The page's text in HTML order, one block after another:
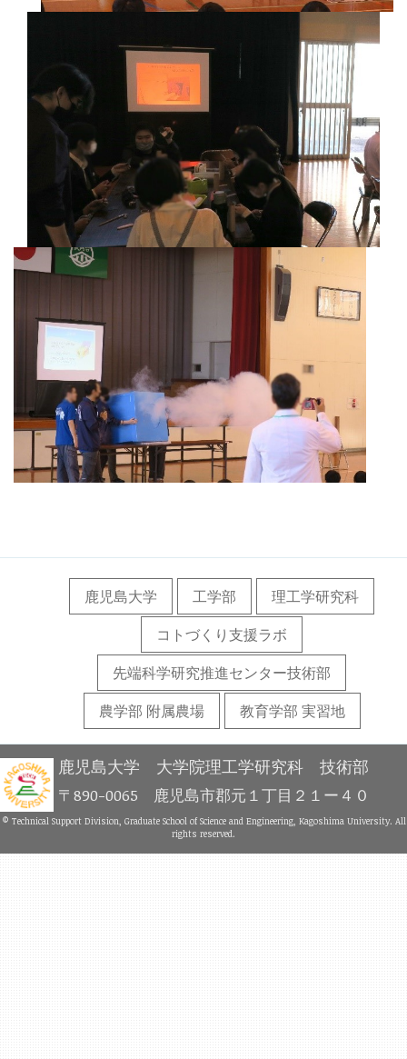
鹿児島大学 工学部
理工学研究科
コトづくり支援ラボ
先端科学研究推進センター技術部
農学部 附属農場
教育学部 実習地
鹿児島大学 大学院理工学研究科 技術部
〒890-0065 鹿児島市郡元１丁目２１ー４０
© Technical Support Division, Graduate School of Science and Engineering, Kagoshima University. All
rights reserved.